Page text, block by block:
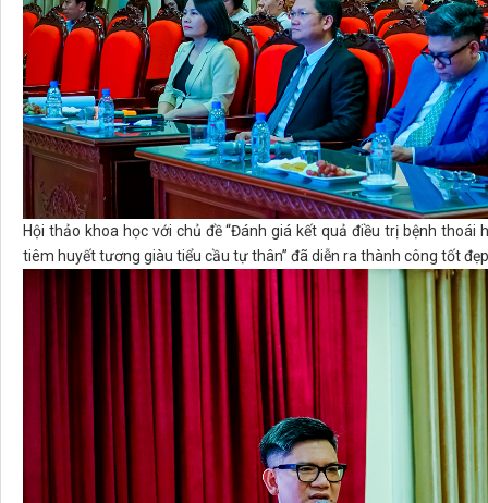
Hội thảo khoa học với chủ đề “Đánh giá kết quả điều trị bệnh thoái
tiêm huyết tương giàu tiểu cầu tự thân” đã diễn ra thành công tốt